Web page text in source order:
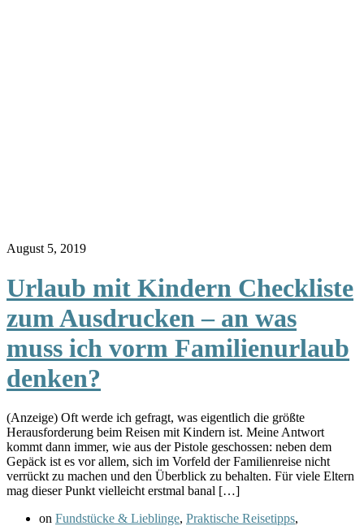
August 5, 2019
Urlaub mit Kindern Checkliste
zum Ausdrucken – an was
muss ich vorm Familienurlaub
denken?
(Anzeige) Oft werde ich gefragt, was eigentlich die größte
Herausforderung beim Reisen mit Kindern ist. Meine Antwort
kommt dann immer, wie aus der Pistole geschossen: neben dem
Gepäck ist es vor allem, sich im Vorfeld der Familienreise nicht
verrückt zu machen und den Überblick zu behalten. Für viele Eltern
mag dieser Punkt vielleicht erstmal banal […]
on Fundstücke & Lieblinge, Praktische Reisetipps,